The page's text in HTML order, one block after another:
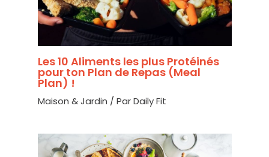
Les 10 Aliments les plus Protéinés
pour ton Plan de Repas (Meal
Plan) !
Maison & Jardin / ParDaily Fit